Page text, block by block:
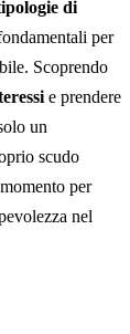
di
per
Scoprendo
e prendere
un
scudo
per
nel
visura